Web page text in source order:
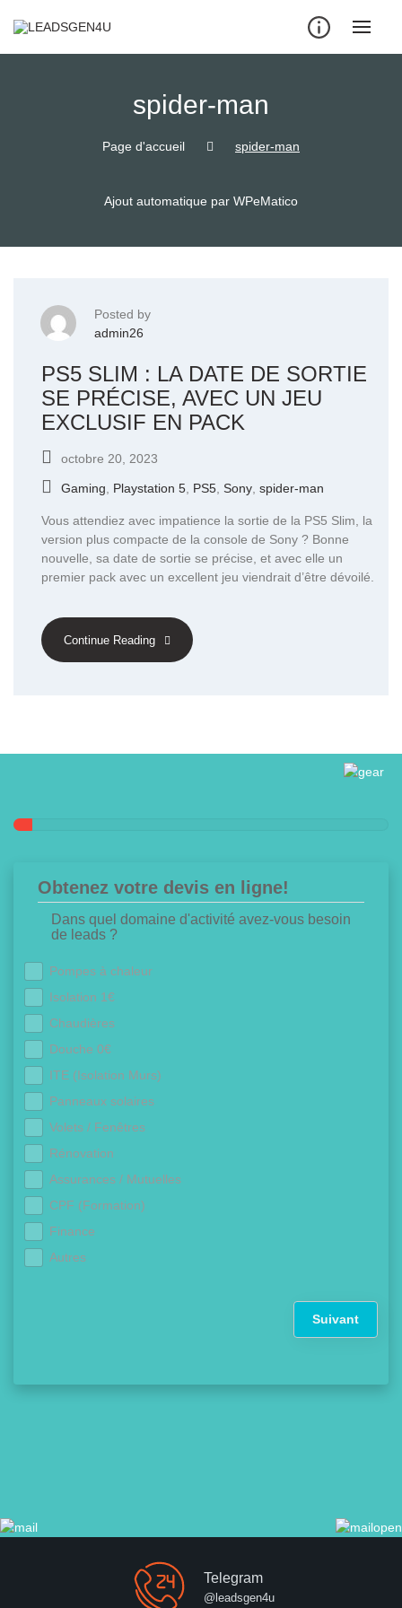
spider-man
Page d'accueil spider-man
Ajout automatique par WPeMatico
Posted by
admin26
PS5 SLIM : LA DATE DE SORTIE
SE PRÉCISE, AVEC UN JEU
EXCLUSIF EN PACK
octobre 20, 2023
Gaming Playstation 5 PS5 Sony spider-man
Vous attendiez avec impatience la sortie de la PS5 Slim, la
version plus compacte de la console de Sony ? Bonne
nouvelle, sa date de sortie se précise, et avec elle un
premier pack avec un excellent jeu viendrait d’être dévoilé.
Continue Reading
Obtenez votre devis en ligne!
Dans quel domaine d'activité avez-vous besoin
de leads ?
Pompes à chaleur
Isolation 1€
Chaudières
Douche 0€
ITE (Isolation Murs)
Panneaux solaires
Volets / Fenêtres
Rénovation
Assurances / Mutuelles
CPF (Formation)
Finance
Autres
Suivant
Telegram
@leadsgen4u